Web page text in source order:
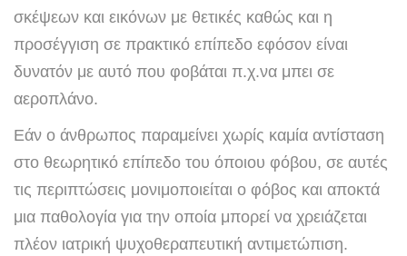
σκέψεων και εικόνων με θετικές καθώς και η
προσέγγιση σε πρακτικό επίπεδο εφόσον είναι
δυνατόν με αυτό που φοβάται π.χ.να μπει σε
αεροπλάνο.
Εάν ο άνθρωπος παραμείνει χωρίς καμία αντίσταση
στο θεωρητικό επίπεδο του όποιου φόβου, σε αυτές
τις περιπτώσεις μονιμοποιείται ο φόβος και αποκτά
μια παθολογία για την οποία μπορεί να χρειάζεται
πλέον ιατρική ψυχοθεραπευτική αντιμετώπιση.